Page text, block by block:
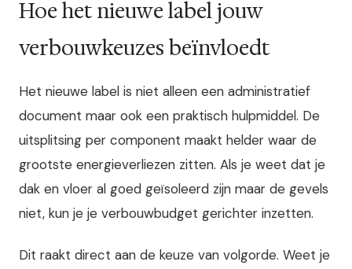
Hoe het nieuwe label jouw
verbouwkeuzes beïnvloedt
Het nieuwe label is niet alleen een administratief
document maar ook een praktisch hulpmiddel. De
uitsplitsing per component maakt helder waar de
grootste energieverliezen zitten. Als je weet dat je
dak en vloer al goed geïsoleerd zijn maar de gevels
niet, kun je je verbouwbudget gerichter inzetten.
Dit raakt direct aan de keuze van volgorde. Weet je